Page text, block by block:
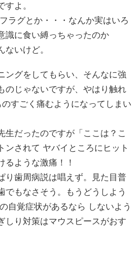
よ。
ラグとか・・・なんか実はいろ
識に食い縛っちゃったのか
いけど。
ングをしてもらい、そんなに強
のじゃないですが、やはり触れ
すごく痛むようになってしまい
生だったのですが「ここは？こ
ンされて ヤバイところにヒット
るような激痛！！
り歯周病説は唱えず。見た目普
でもなさそう。もうどうしよう
自覚症状があるなら しないよう
しり対策はマウスピースがおす